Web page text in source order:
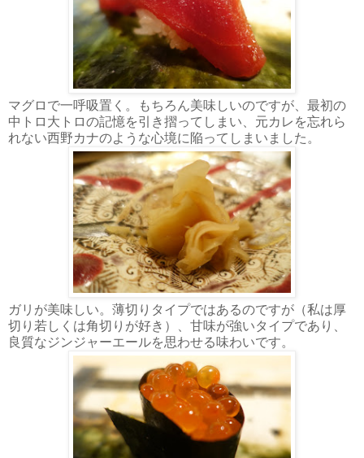
マグロで一呼吸置く。もちろん美味しいのですが、最初の
中トロ大トロの記憶を引き摺ってしまい、元カレを忘れら
れない西野カナのような心境に陥ってしまいました。
ガリが美味しい。薄切りタイプではあるのですが（私は厚
切り若しくは角切りが好き）、甘味が強いタイプであり、
良質なジンジャーエールを思わせる味わいです。